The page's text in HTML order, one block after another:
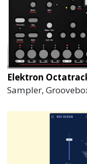
Elektron
Sampler,